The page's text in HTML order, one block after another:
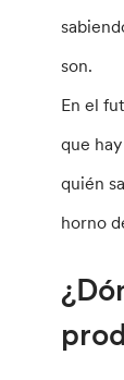
son.
En el
que
quién
horno